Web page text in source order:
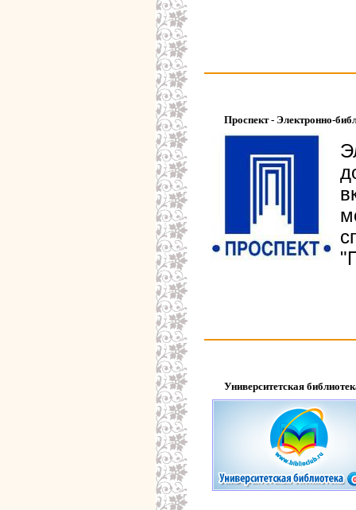
Проспект - Электронно-
Университетская